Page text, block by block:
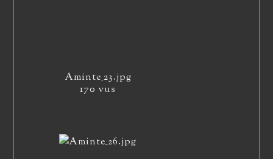
Aminte_23.jpg
170 vus